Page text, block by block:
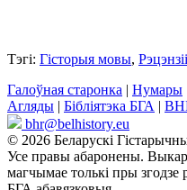
Тэгі: Гісторыя мовы, Рэцэнзіі
Галоўная старонка | Нумары
Агляды | Бібліятэка БГА |
bhr@belhistory.eu
© 2026 Беларускі
Усе правы абаронены.
магчымае толькі пры згодзе